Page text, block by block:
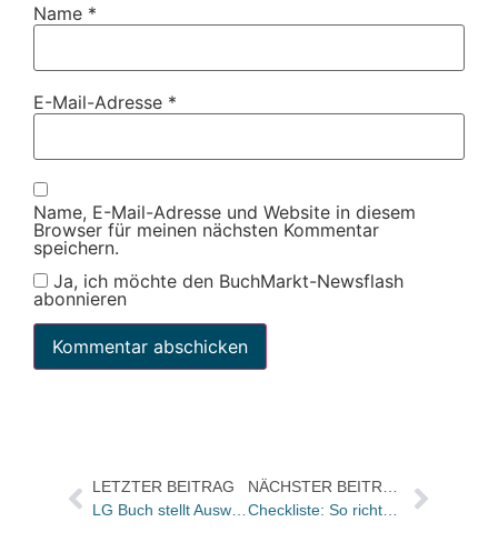
Name *
E-Mail-Adresse *
Name, E-Mail-Adresse und Website in diesem
Browser für meinen nächsten Kommentar
speichern.
Ja, ich möchte den BuchMarkt-Newsflash
abonnieren
LETZTER BEITRAG
LG Buch stellt Auswertungsprogramm Skalarium vor